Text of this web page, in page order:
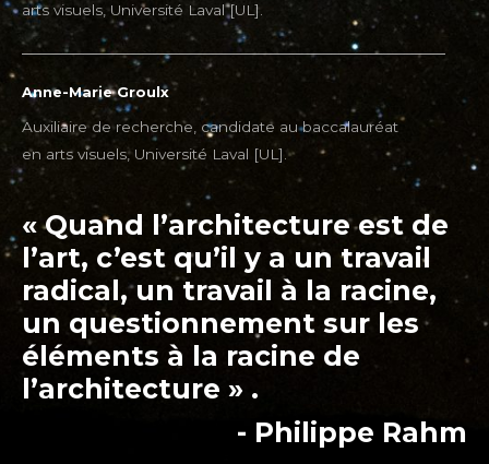
arts visuels, Université Laval [UL].
Anne-Marie Groulx
Auxiliaire de recherche, candidate au baccalauréat
en arts visuels, Université Laval [UL].
« Quand l’architecture est de
l’art, c’est qu’il y a un travail
radical, un travail à la racine,
un questionnement sur les
éléments à la racine de
l’architecture » .
- Philippe Rahm